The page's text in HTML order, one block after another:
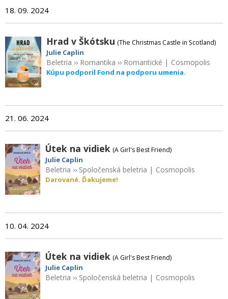
18. 09. 2024
Hrad v Škótsku (The Christmas Castle in Scotland)
Julie Caplin
Beletria ›› Romantika ›› Romantické | Cosmopolis
Kúpu podporil Fond na podporu umenia.
21. 06. 2024
Útek na vidiek (A Girl's Best Friend)
Julie Caplin
Beletria ›› Spoločenská beletria | Cosmopolis
Darované. Ďakujeme!
10. 04. 2024
Útek na vidiek (A Girl's Best Friend)
Julie Caplin
Beletria ›› Spoločenská beletria | Cosmopolis